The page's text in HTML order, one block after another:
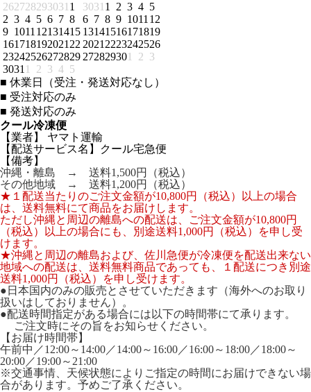
262728293031 1
2 3 4 5 6 7 8
9 1011 12131415
161718192021 22
23242526272829
3031 1 2 3 4 5
3031 1 2 3 4 5
6 7 8 9 1011 12
13141516171819
2021 2223242526
272829301 2 3
■ 休業日（受注・発送対応なし）
■ 受注対応のみ
■ 発送対応のみ
クール冷凍便
【業者】 ヤマト運輸
【配送サービス名】クール宅急便
【備考】
沖縄・離島 → 送料1,500円（税込）
その他地域 → 送料1,200円（税込）
★１配送当たりのご注文金額が10,800円（税込）以上の場合
は、送料無料にて商品をお届けします。
ただし沖縄と周辺の離島への配送は、ご注文金額が10,800円
（税込）以上の場合にも、別途送料1,000円（税込）を申し受
けます。
★沖縄と周辺の離島および、佐川急便が冷凍便を配送出来ない
地域への配送は、送料無料商品であっても、１配送につき別途
送料1,000円（税込）を申し受けます。
●日本国内のみの販売とさせていただきます（海外へのお取り
扱いはしておりません）。
●配送時間指定がある場合には以下の時間帯にて承ります。
ご注文時にその旨をお知らせください。
【お届け時間帯】
午前中／12:00～14:00／14:00～16:00／16:00～18:00／18:00～
20:00／19:00～21:00
※交通事情、天候状態によりご指定の時間にお届けできない場
合があります。予めご了承ください。